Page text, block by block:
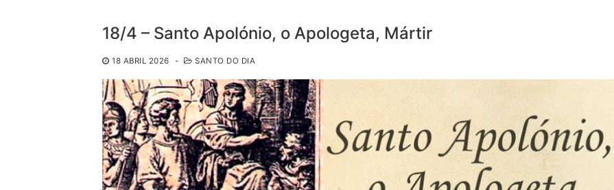
por:
Início
Loja
Blog
Santo do Dia
Quem somos nós
18/4 – Santo Apolónio, o Apologeta, Mártir
18 ABRIL 2026 - SANTO DO DIA